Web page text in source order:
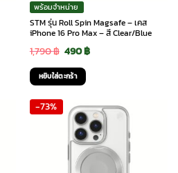
พร้อมจำหน่าย
STM รุ่น Roll Spin Magsafe – เคส
iPhone 16 Pro Max – สี Clear/Blue
1,790฿ Original
price
was:
1,790 ฿.
490฿Current
490 ฿.
หยิบใส่ตะกร้า
-73%